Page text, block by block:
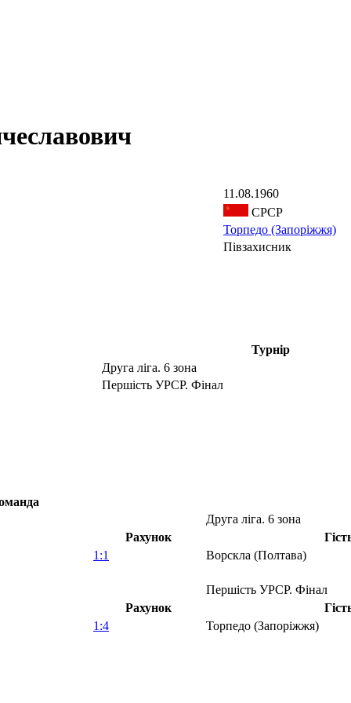
11.08.1960
СРСР
Торпедо (Запоріжжя)
Півзахисник
Турнір
Друга ліга. 6 зона
Першість УРСР. Фінал
Друга ліга. 6 зона
Рахунок
1:1
Ворскла (Полтава)
Першість УРСР. Фінал
Рахунок
1:4
Торпедо (Запоріжжя)